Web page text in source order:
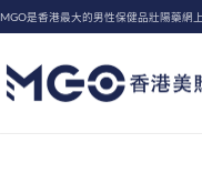
MGO是香港最大的男性保健品壯陽藥網